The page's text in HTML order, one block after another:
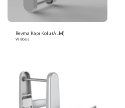
Revma Kapı Kolu (ALM)
W Boss